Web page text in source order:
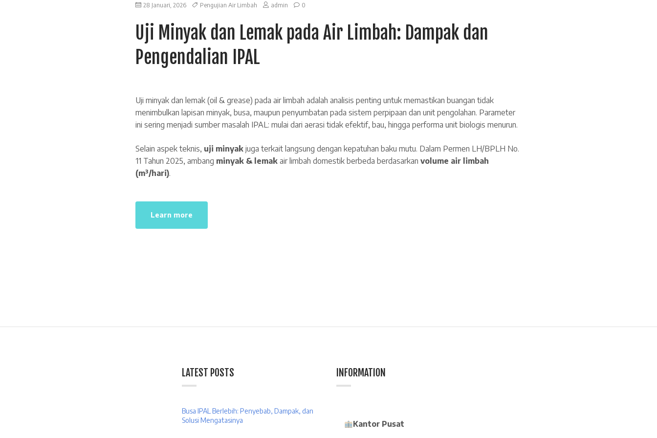
28 Januari, 2026 Pengujian Air Limbah admin 0
Uji Minyak dan Lemak pada Air Limbah: Dampak dan
Pengendalian IPAL
Uji minyak dan lemak (oil & grease) pada air limbah adalah analisis penting untuk memastikan buangan tidak
menimbulkan lapisan minyak, busa, maupun penyumbatan pada sistem perpipaan dan unit pengolahan. Parameter
ini sering menjadi sumber masalah IPAL: mulai dari aerasi tidak efektif, bau, hingga performa unit biologis menurun.
Selain aspek teknis, uji minyak juga terkait langsung dengan kepatuhan baku mutu. Dalam Permen LH/BPLH No.
11 Tahun 2025, ambang minyak & lemak air limbah domestik berbeda berdasarkan volume air limbah
(m³/hari).
Learn more
LATEST POSTS
Busa IPAL Berlebih: Penyebab, Dampak, dan
Solusi Mengatasinya
INFORMATION
Kantor Pusat